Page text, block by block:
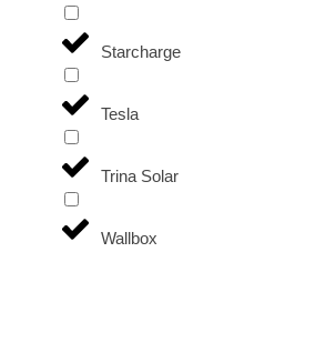
Starcharge
Tesla
Trina Solar
Wallbox